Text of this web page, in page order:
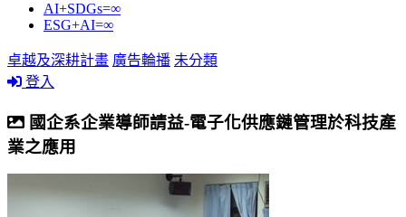
AI+SDGs=∞
ESG+AI=∞
卓越及深耕計畫 廣告輪播 未分類
登入
國企系企業導師請益-電子化供應鏈管理於科技產
業之應用